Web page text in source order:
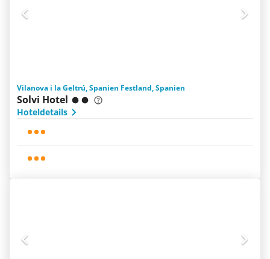
Vilanova i la Geltrú, Spanien Festland, Spanien
Solvi Hotel
Hoteldetails